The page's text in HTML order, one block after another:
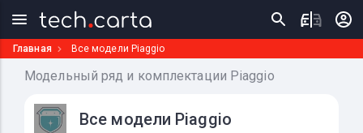
Главная Все модели Piaggio
Модельный ряд и комплектации Piaggio
Все модели Piaggio